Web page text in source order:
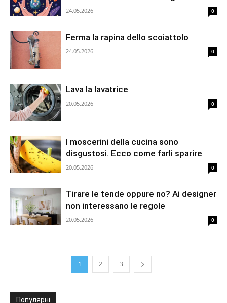
24.05.2026 0
Ferma la rapina dello scoiattolo
24.05.2026 0
Lava la lavatrice
20.05.2026 0
I moscerini della cucina sono
disgustosi. Ecco come farli sparire
20.05.2026 0
Tirare le tende oppure no? Ai designer
non interessano le regole
20.05.2026 0
1 2 3
Популярні